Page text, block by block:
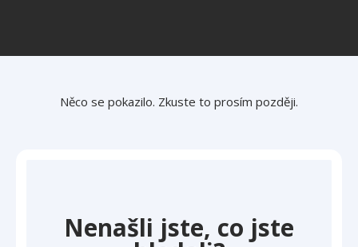
Něco se pokazilo. Zkuste to prosím později.
Nenašli jste, co jste